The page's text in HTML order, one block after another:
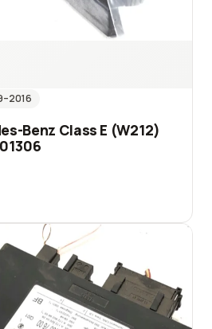
–2016
Benz Class E (W212)